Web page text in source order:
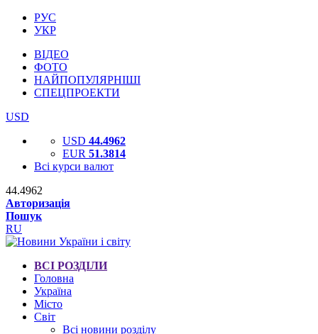
РУС
УКР
ВІДЕО
ФОТО
НАЙПОПУЛЯРНІШІ
СПЕЦПРОЕКТИ
USD
USD 44.4962
EUR 51.3814
Всі курси валют
44.4962
Авторизація
Пошук
RU
ВСІ РОЗДІЛИ
Головна
Україна
Місто
Світ
Всі новини розділу